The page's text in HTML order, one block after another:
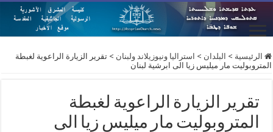
الرئيسية > البلدان > استراليا ونيوزيلاند ولبنان > تقرير الزيارة الراعوية لغبطة
المتروبوليت مار ميليس زيا الى ابرشية لبنان
تقرير الزيارة الراعوية لغبطة
المتروبوليت مار ميليس زيا الى